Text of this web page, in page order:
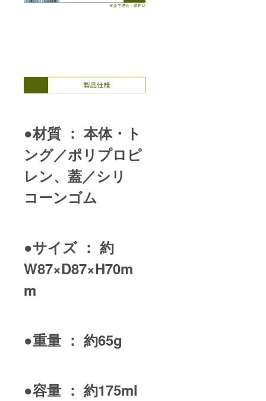
●材質 ： 本体・ト
ング／ポリプロピ
レン、蓋／シリ
コーンゴム
●サイズ ： 約
W87×D87×H70m
m
●重量 ： 約65g
●容量 ： 約175ml